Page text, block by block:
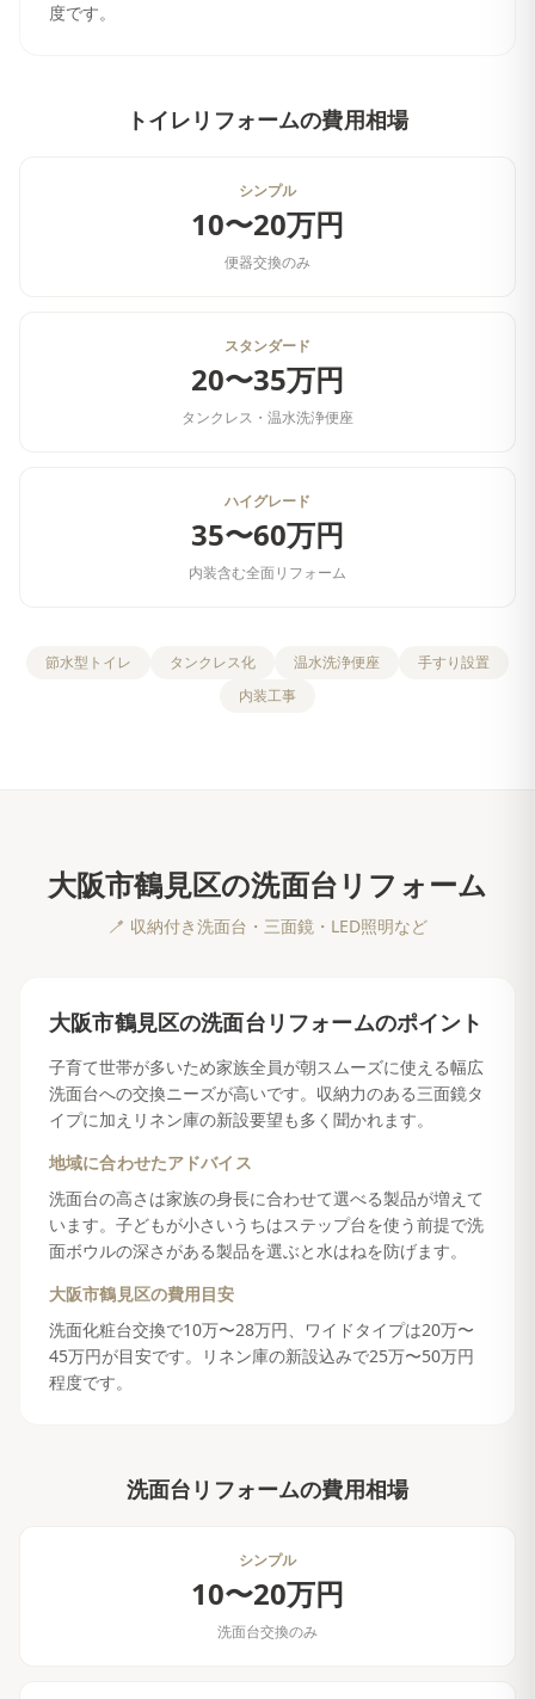
度です。
トイレリフォームの費用相場
シンプル
10〜20万円
便器交換のみ
スタンダード
20〜35万円
タンクレス・温水洗浄便座
ハイグレード
35〜60万円
内装含む全面リフォーム
節水型トイレ タンクレス化 温水洗浄便座
手すり設置
内装工事
大阪市鶴見区の洗面台リフォーム
🪥 収納付き洗面台・三面鏡・LED照明など
大阪市鶴見区の洗面台リフォームのポイント
子育て世帯が多いため家族全員が朝スムーズに使える幅広
洗面台への交換ニーズが高いです。収納力のある三面鏡タ
イプに加えリネン庫の新設要望も多く聞かれます。
地域に合わせたアドバイス
洗面台の高さは家族の身長に合わせて選べる製品が増えて
います。子どもが小さいうちはステップ台を使う前提で洗
面ボウルの深さがある製品を選ぶと水はねを防げます。
大阪市鶴見区の費用目安
洗面化粧台交換で10万〜28万円、ワイドタイプは20万〜
45万円が目安です。リネン庫の新設込みで25万〜50万円
程度です。
洗面台リフォームの費用相場
シンプル
10〜20万円
洗面台交換のみ